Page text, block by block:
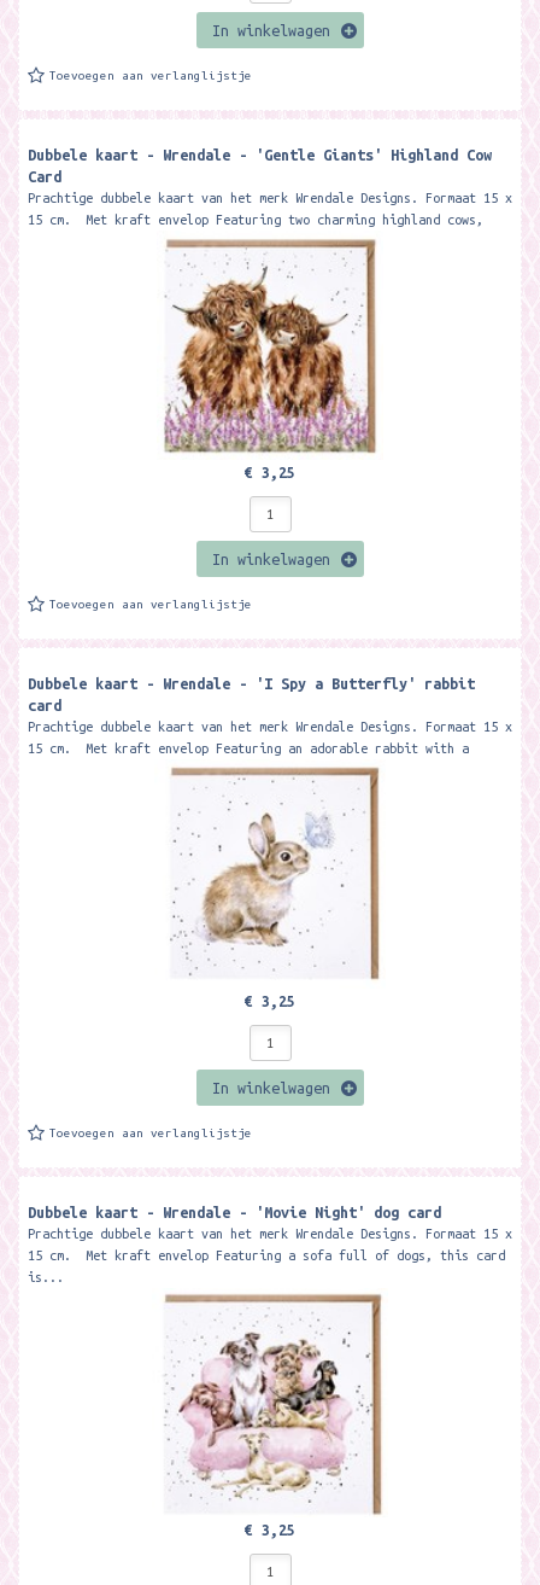
In winkelwagen
Toevoegen aan verlanglijstje
Dubbele kaart - Wrendale - 'Gentle Giants' Highland Cow
Card
Prachtige dubbele kaart van het merk Wrendale Designs. Formaat 15 x
15 cm. Met kraft envelop Featuring two charming highland cows,
€ 3,25
In winkelwagen
Toevoegen aan verlanglijstje
Dubbele kaart - Wrendale - 'I Spy a Butterfly' rabbit
card
Prachtige dubbele kaart van het merk Wrendale Designs. Formaat 15 x
15 cm. Met kraft envelop Featuring an adorable rabbit with a
€ 3,25
In winkelwagen
Toevoegen aan verlanglijstje
Dubbele kaart - Wrendale - 'Movie Night' dog card
Prachtige dubbele kaart van het merk Wrendale Designs. Formaat 15 x
15 cm. Met kraft envelop Featuring a sofa full of dogs, this card
is...
€ 3,25